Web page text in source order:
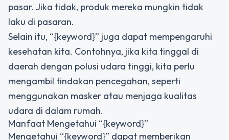
pasar. Jika tidak, produk mereka mungkin tidak
laku di pasaran.
Selain itu, “{keyword}” juga dapat mempengaruhi
kesehatan kita. Contohnya, jika kita tinggal di
daerah dengan polusi udara tinggi, kita perlu
mengambil tindakan pencegahan, seperti
menggunakan masker atau menjaga kualitas
udara di dalam rumah.
Manfaat Mengetahui “{keyword}”
Mengetahui “{keyword}” dapat memberikan